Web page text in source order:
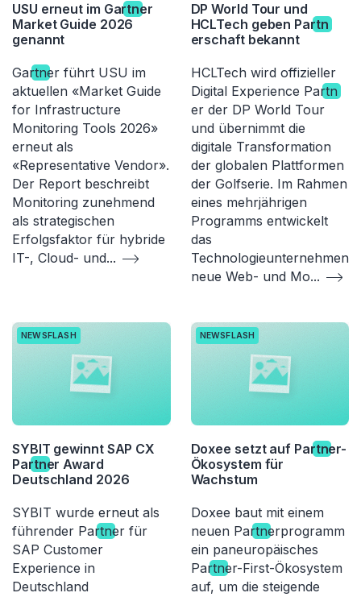
USU erneut im Gartner
Market Guide 2026
genannt
Gartner führt USU im
aktuellen «Market Guide
for Infrastructure
Monitoring Tools 2026»
erneut als
«Representative Vendor».
Der Report beschreibt
Monitoring zunehmend
als strategischen
Erfolgsfaktor für hybride
IT-, Cloud- und...
DP World Tour und
HCLTech geben Partn
erschaft bekannt
HCLTech wird offizieller
Digital Experience Partn
er der DP World Tour
und übernimmt die
digitale Transformation
der globalen Plattformen
der Golfserie. Im Rahmen
eines mehrjährigen
Programms entwickelt
das
Technologieunternehmen
neue Web- und Mo...
NEWSFLASH
SYBIT gewinnt SAP CX
Partner Award
Deutschland 2026
SYBIT wurde erneut als
führender Partner für
SAP Customer
Experience in
Deutschland
NEWSFLASH
Doxee setzt auf Partner-
Ökosystem für
Wachstum
Doxee baut mit einem
neuen Partnerprogramm
ein paneuropäisches
Partner-First-Ökosystem
auf, um die steigende